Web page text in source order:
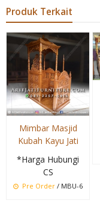
Produk Terkait
Mimbar Masjid
Kubah Kayu Jati
*Harga Hubungi
CS
Pre Order / MBU-6